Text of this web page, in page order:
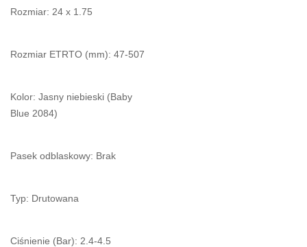
Rozmiar: 24 x 1.75
Rozmiar ETRTO (mm): 47-507
Kolor: Jasny niebieski (Baby
Blue 2084)
Pasek odblaskowy: Brak
Typ: Drutowana
Ciśnienie (Bar): 2.4-4.5